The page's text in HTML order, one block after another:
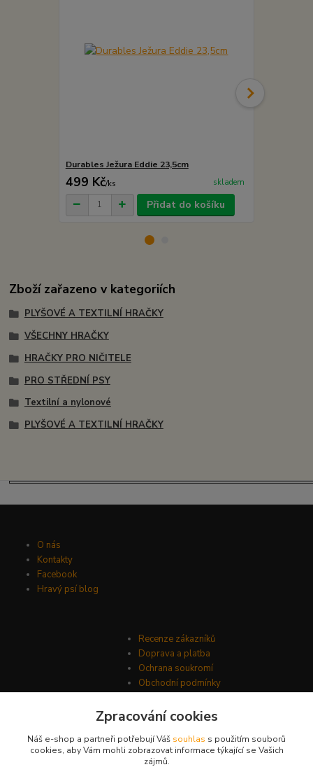
Durables Ježura Eddie 23,5cm
499 Kč/ks skladem
Přidat do košíku
Zboží zařazeno v kategoriích
PLYŠOVÉ A TEXTILNÍ HRAČKY
VŠECHNY HRAČKY
HRAČKY PRO NIČITELE
PRO STŘEDNÍ PSY
Textilní a nylonové
PLYŠOVÉ A TEXTILNÍ HRAČKY
O nás
Kontakty
Facebook
Hravý psí blog
Recenze zákazníků
Doprava a platba
Ochrana soukromí
Obchodní podmínky
Zpracování cookies
Náš e-shop a partneři potřebují Váš souhlas s použitím souborů
cookies, aby Vám mohli zobrazovat informace týkající se Vašich
zájmů.